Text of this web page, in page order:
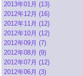
2013年01月 (13)
2012年12月 (16)
2012年11月 (12)
2012年10月 (12)
2012年09月 (7)
2012年08月 (9)
2012年07月 (12)
2012年06月 (3)